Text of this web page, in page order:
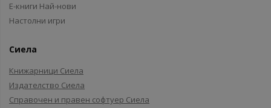
Е-книги Най-нови
Настолни игри
Сиела
Книжарници Сиела
Издателство Сиела
Справочен и правен софтуер Сиела